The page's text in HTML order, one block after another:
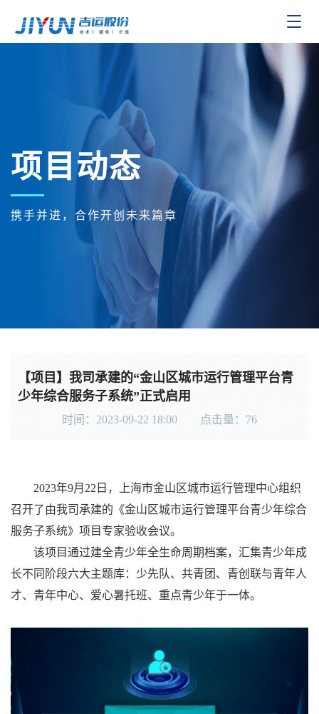
Toggle
项目动态
携手并进，合作开创未来篇章
【项目】我司承建的“金山区城市运行管理平台青
少年综合服务子系统”正式启用
时间：2023-09-22 18:00 点击量： 76
2023年9月22日，上海市金山区城市运行管理中心组织
召开了由我司承建的《金山区城市运行管理平台青少年综合
服务子系统》项目专家验收会议。
该项目通过建全青少年全生命周期档案，汇集青少年成
长不同阶段六大主题库：少先队、共青团、青创联与青年人
才、青年中心、爱心暑托班、重点青少年于一体。